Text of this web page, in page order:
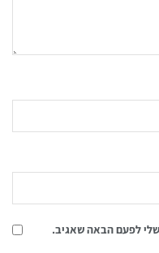
לפעם הבאה שאגיב.